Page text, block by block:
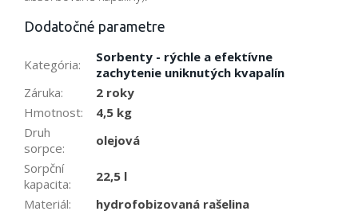
Dodatočné parametre
Kategória:
Sorbenty - rýchle a efektívne
zachytenie uniknutých kvapalín
Záruka:
2 roky
Hmotnost:
4,5 kg
Druh
sorpce:
olejová
Sorpční
kapacita:
22,5 l
Materiál:
hydrofobizovaná rašelina